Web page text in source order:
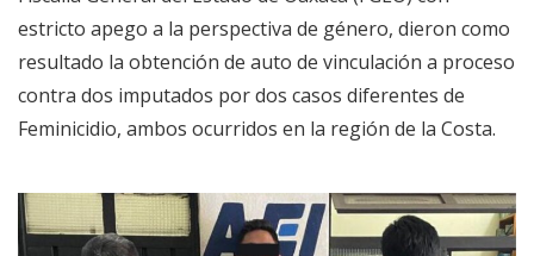
estricto apego a la perspectiva de género, dieron como
resultado la obtención de auto de vinculación a proceso
contra dos imputados por dos casos diferentes de
Feminicidio, ambos ocurridos en la región de la Costa.